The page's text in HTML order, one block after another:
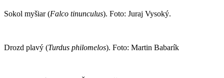
Sokol myšiar (Falco tinunculus). Foto: Juraj Vysoký.
Drozd plavý (Turdus philomelos). Foto: Martin Babarík